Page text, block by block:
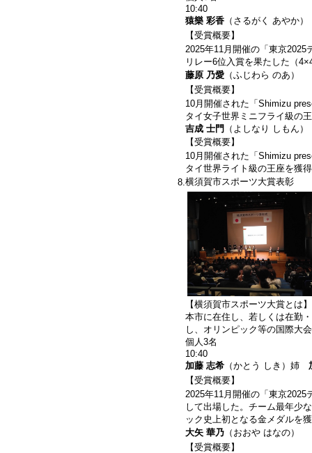
10:40
猿樂 彩香 （さるがく あやか）
【受賞概要】
2025年11月開催の「東京2025
リレー6位入賞を果たした（
藤原 乃愛 （ふじわら のあ）
【受賞概要】
10月開催された「Shimizu
タイ女子世界ミニフライ級の
吉成 士門
（よしなり しもん）
【受賞概要】
10月開催された「Shimizu
タイ世界ライト級の王座を獲
8.横須賀市スポーツ大賞表彰
【横須賀市スポーツ大賞とは】
本市に在住し、若しくは在勤
し、オリンピック等の国際大
個人3名
10:40
加藤 志希 （かとう しき）姉
【受賞概要】
2025年11月開催の「東京2025
して出場した。チーム最年少
ック史上初となる金メダルを
大矢 華乃 （おおや はなの）
【受賞概要】